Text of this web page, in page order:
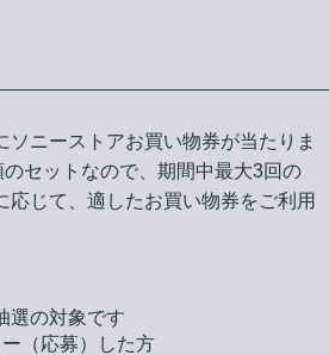
ソニーストアお買い物券が当たりま
セットなので、期間中最大3回の
じて、適したお買い物券をご利用
選の対象です
（応募）した方